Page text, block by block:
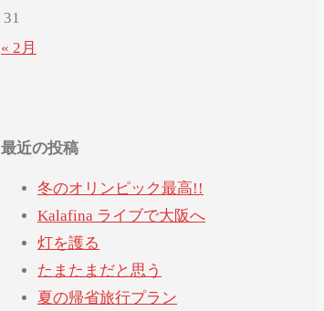
31
« 2月
最近の投稿
冬のオリンピック最高!!
Kalafina ライブで大阪へ
灯を護る
たまたまだと思う
夏の帰省旅行プラン